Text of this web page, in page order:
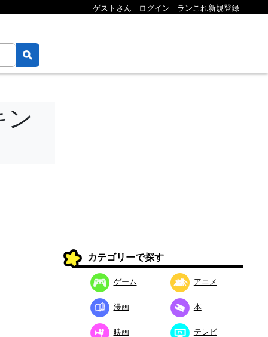
ゲストさん ログイン ランこれ新規登録
ン
カテゴリーで探す
ゲーム アニメ
漫画 本
映画 テレビ